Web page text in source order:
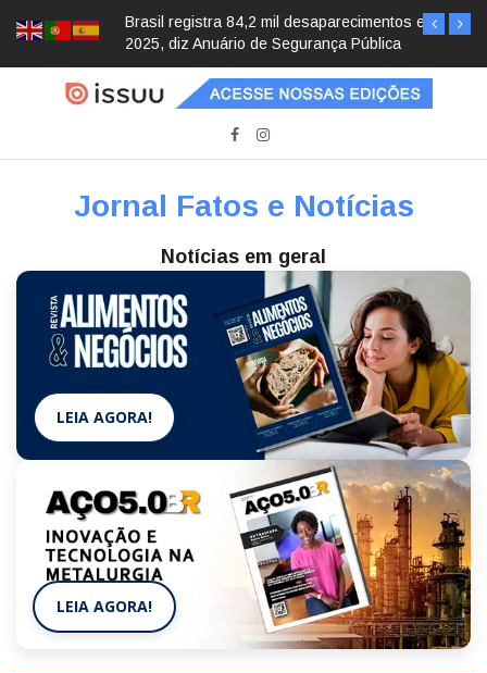
Brasil registra 84,2 mil desaparecimentos em
2025, diz Anuário de Segurança Pública
Jornal Fatos e Notícias
Notícias em geral
LEIA AGORA!
LEIA AGORA!